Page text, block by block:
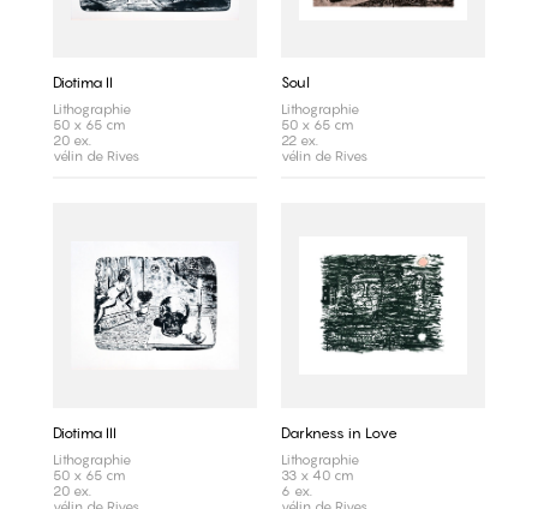
Diotima II
Lithographie
50 x 65 cm
20 ex.
vélin de Rives
Soul
Lithographie
50 x 65 cm
22 ex.
vélin de Rives
Diotima III
Lithographie
50 x 65 cm
20 ex.
Darkness in Love
Lithographie
33 x 40 cm
6 ex.